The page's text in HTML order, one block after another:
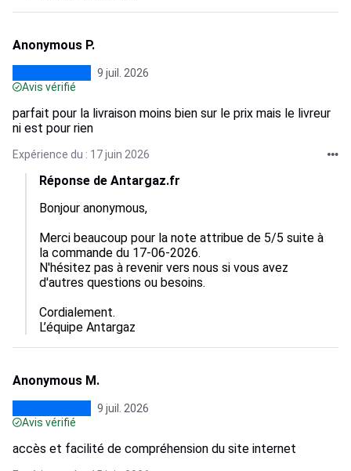
Anonymous P.
9 juil. 2026
Avis vérifié
parfait pour la livraison moins bien sur le prix mais le livreur
ni est pour rien
Expérience du : 17 juin 2026
Réponse de Antargaz.fr
Bonjour anonymous,
Merci beaucoup pour la note attribue de 5/5 suite à
la commande du 17-06-2026.
N'hésitez pas à revenir vers nous si vous avez
d'autres questions ou besoins.
Cordialement.
L’équipe Antargaz
Anonymous M.
9 juil. 2026
Avis vérifié
accès et facilité de compréhension du site internet